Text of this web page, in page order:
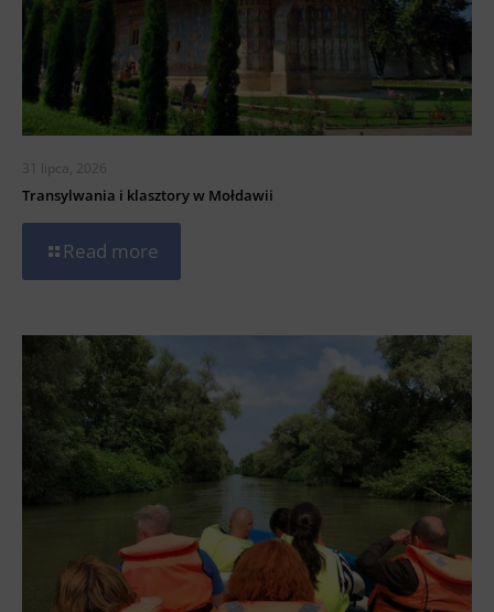
31 lipca, 2026
Transylwania i klasztory w Mołdawii
Read more